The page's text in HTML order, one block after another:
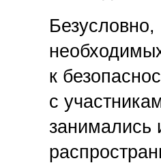
к
с
занимались